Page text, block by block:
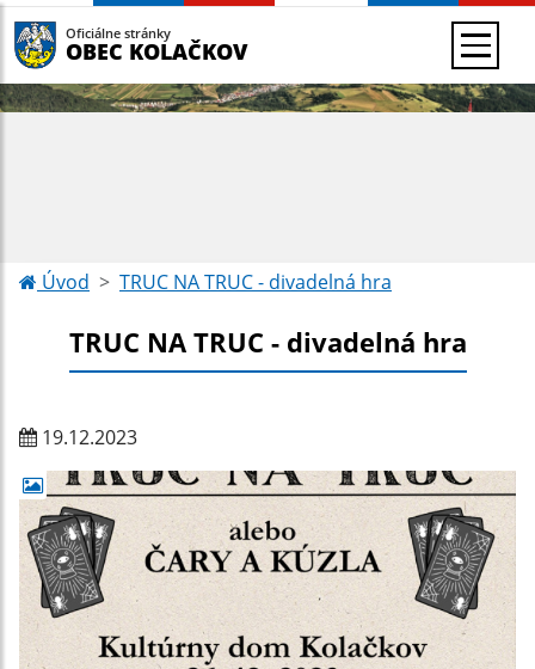
Oficiálne stránky
OBEC KOLAČKOV
Úvod TRUC NA TRUC - divadelná hra
TRUC NA TRUC - divadelná hra
19.12.2023